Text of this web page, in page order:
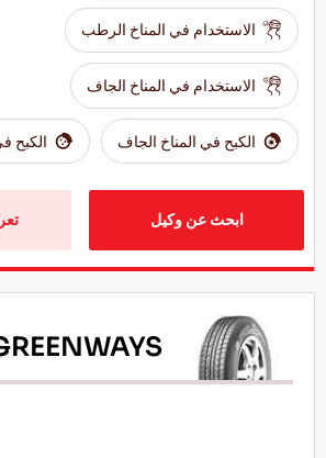
الاستخدام في المناخ الرطب
الاستخدام في المناخ الجاف
الكبح في المناخ الجاف الكبح
ابحث عن وكيل